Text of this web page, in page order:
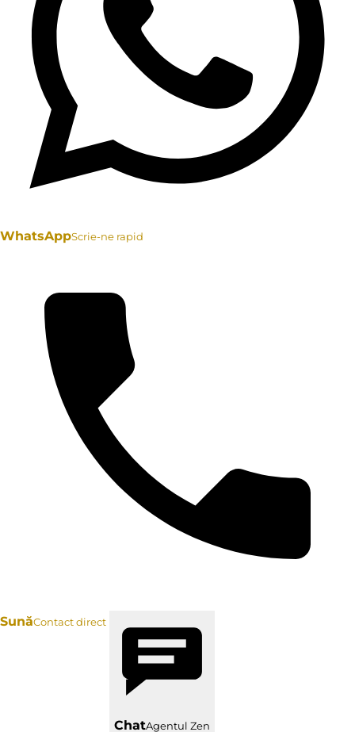
WhatsAppScrie-ne rapid
SunăContact direct
ChatAgentul Zen